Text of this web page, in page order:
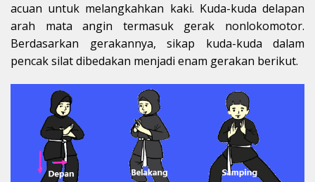
acuan untuk melangkahkan kaki. Kuda-kuda delapan
arah mata angin termasuk gerak nonlokomotor.
Berdasarkan gerakannya, sikap kuda-kuda dalam
pencak silat dibedakan menjadi enam gerakan berikut.